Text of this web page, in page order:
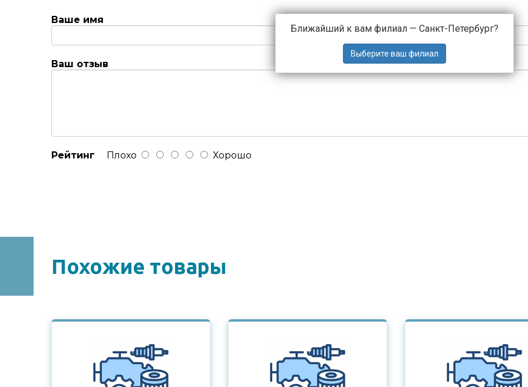
Ближайший к вам филиал — Санкт-Петербург?
Ваше имя
Ваш отзыв
Рейтинг Плохо Хорошо
Похожие товары